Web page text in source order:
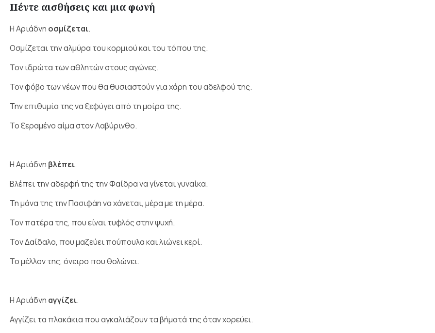
Πέντε αισθήσεις και μια φωνή
Η Αριάδνη οσμίζεται.
Οσμίζεται την αλμύρα του κορμιού και του τόπου της.
Τον ιδρώτα των αθλητών στους αγώνες.
Τον φόβο των νέων που θα θυσιαστούν για χάρη του αδελφού της.
Την επιθυμία της να ξεφύγει από τη μοίρα της.
Το ξεραμένο αίμα στον Λαβύρινθο.
Η Αριάδνη βλέπει.
Βλέπει την αδερφή της την Φαίδρα να γίνεται γυναίκα.
Τη μάνα της την Πασιφάη να χάνεται, μέρα με τη μέρα.
Τον πατέρα της, που είναι τυφλός στην ψυχή.
Τον Δαίδαλο, που μαζεύει πούπουλα και λιώνει κερί.
Το μέλλον της, όνειρο που θολώνει.
Η Αριάδνη αγγίζει.
Αγγίζει τα πλακάκια που αγκαλιάζουν τα βήματά της όταν χορεύει.